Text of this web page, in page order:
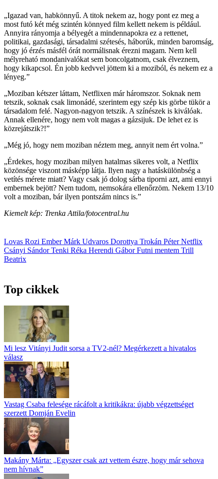
„Igazad van, habkönnyű. A titok nekem az, hogy pont ez meg a
most futó két még szintén könnyed film kellett nekem is például.
Annyira rányomja a bélyegét a mindennapokra ez a rettenet,
politikai, gazdasági, társadalmi szétesés, háborúk, minden baromság,
hogy jó érzés másfél órát normálisnak érezni magam. Nem kell
mélyreható mondanivalókat sem boncolgatnom, csak élveznem,
hogy kikapcsol. Én jobb kedvvel jöttem ki a moziból, és nekem ez a
lényeg.”
„Moziban kétszer láttam, Netflixen már háromszor. Soknak nem
tetszik, soknak csak limonádé, szerintem egy szép kis görbe tükör a
társadalom felé. Nagyon-nagyon tetszik. A színészek is kiválóak.
Annak ellenére, hogy nem volt magas a gázsijuk. De lehet ez is
közrejátszik?!”
„Még jó, hogy nem moziban néztem meg, annyit nem ért volna.”
„Érdekes, hogy moziban milyen hatalmas sikeres volt, a Netflix
közönsége viszont másképp látja. Ilyen nagy a hatáskülönbség a
vetítés mérete miatt? Vagy csak jó dolog sárba tiporni azt, ami ennyi
embernek bejött? Nem tudom, nemsokára ellenőrzöm. Nekem 13/10
volt a moziban, bár ilyen pontszám nincs is.”
Kiemelt kép: Trenka Attila/fotocentral.hu
Lovas Rozi Ember Márk Udvaros Dorottya Trokán PéterNetflix
Csányi SándorTenki Réka Herendi GáborFutni mentem Trill
Beatrix
Top cikkek
Mi lesz Vitányi Judit sorsa a TV2-nél? Megérkezett a hivatalos
válasz
Vastag Csaba felesége rácáfolt a kritikákra: újabb végzettséget
szerzett Domján Evelin
Makány Márta: „Egyszer csak azt vettem észre, hogy már sehova
nem hívnak”